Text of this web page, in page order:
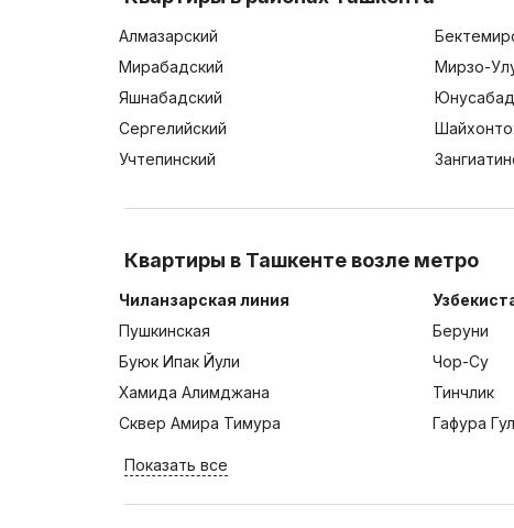
Алмазарский
Мирабадский
Мирзо-
Яшнабадский
Сергелийский
Учтепинский
Квартиры в Ташкенте возле метро
Чиланзарская линия
Пушкинская
Буюк Ипак Йули
Хамида Алимджана
Сквер Амира Тимура
Беруни
Чор-Су
Тинчлик
Гафура
Показать все